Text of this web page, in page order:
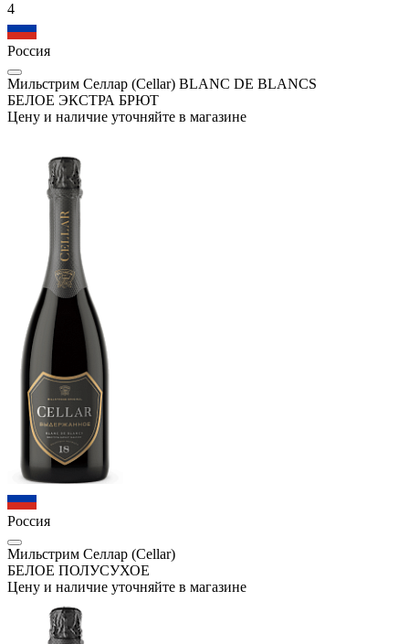
4
Россия
Мильстрим Селлар (Cellar) BLANC DE BLANCS
БЕЛОЕ ЭКСТРА БРЮТ
Цену и наличие уточняйте в магазине
Россия
Мильстрим Селлар (Cellar)
БЕЛОЕ ПОЛУСУХОЕ
Цену и наличие уточняйте в магазине